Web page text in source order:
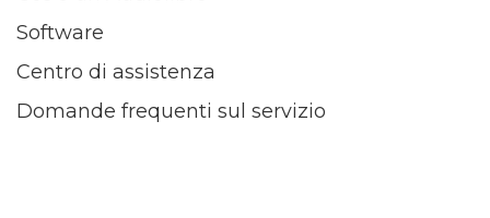
Software
Centro di assistenza
Domande frequenti sul servizio